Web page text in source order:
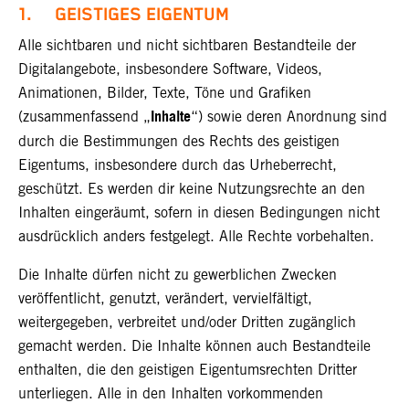
1. GEISTIGES EIGENTUM
Alle sichtbaren und nicht sichtbaren Bestandteile der
Digitalangebote, insbesondere Software, Videos,
Animationen, Bilder, Texte, Töne und Grafiken
(zusammenfassend „Inhalte“) sowie deren Anordnung sind
durch die Bestimmungen des Rechts des geistigen
Eigentums, insbesondere durch das Urheberrecht,
geschützt. Es werden dir keine Nutzungsrechte an den
Inhalten eingeräumt, sofern in diesen Bedingungen nicht
ausdrücklich anders festgelegt. Alle Rechte vorbehalten.
Die Inhalte dürfen nicht zu gewerblichen Zwecken
veröffentlicht, genutzt, verändert, vervielfältigt,
weitergegeben, verbreitet und/oder Dritten zugänglich
gemacht werden. Die Inhalte können auch Bestandteile
enthalten, die den geistigen Eigentumsrechten Dritter
unterliegen. Alle in den Inhalten vorkommenden